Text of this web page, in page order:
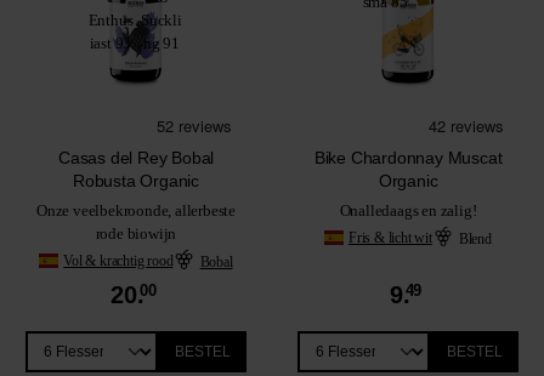
Casas del Rey Bobal
Robusta Organic
Onze veelbekroonde, allerbeste
rode biowijn
Vol & krachtig rood Bobal
20.00
BESTEL
Bike Chardonnay Muscat
Organic
Onalledaags en zalig!
Fris & licht wit Blend
9.49
BESTEL